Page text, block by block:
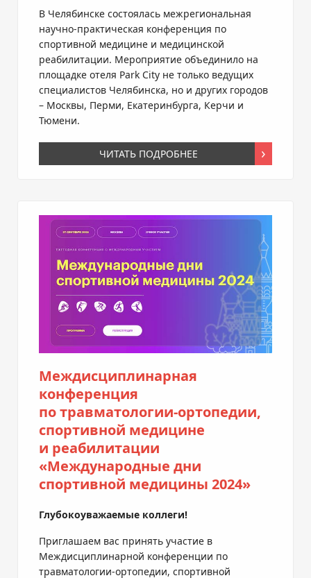
В Челябинске состоялась межрегиональная
научно-практическая конференция по
спортивной медицине и медицинской
реабилитации. Мероприятие объединило на
площадке отеля Park City не только ведущих
специалистов Челябинска, но и других городов
– Москвы, Перми, Екатеринбурга, Керчи и
Тюмени.
ЧИТАТЬ ПОДРОБНЕЕ
Междисциплинарная
конференция
потравматологии-ортопедии,
спортивной медицине
и реабилитации
«Международные дни
спортивной медицины 2024»
Глубокоуважаемые коллеги!
Приглашаем вас принять участие в
Междисциплинарной конференции по
травматологии-ортопедии, спортивной